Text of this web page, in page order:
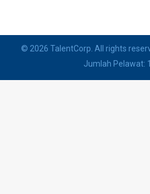
© 2026 TalentCorp. All rights
Jumlah Pelawat: